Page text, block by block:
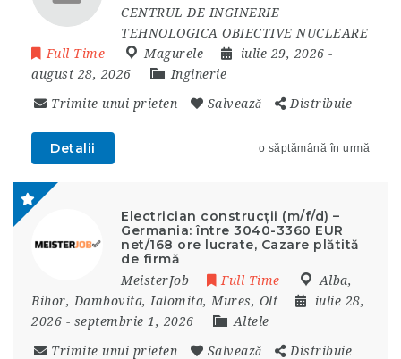
CENTRUL DE INGINERIE
TEHNOLOGICA OBIECTIVE NUCLEARE
Full Time
Magurele iulie 29, 2026 -
august 28, 2026
Inginerie
Trimite unui prieten Salvează Distribuie
Detalii o săptămână în urmă
Electrician construcții (m/f/d) –
Germania: între 3040-3360 EUR
net/168 ore lucrate, Cazare plătită
de firmă
MeisterJob Full Time Alba,
Bihor, Dambovita, Ialomita, Mures, Olt
iulie 28,
2026 - septembrie 1, 2026 Altele
Trimite unui prieten Salvează Distribuie